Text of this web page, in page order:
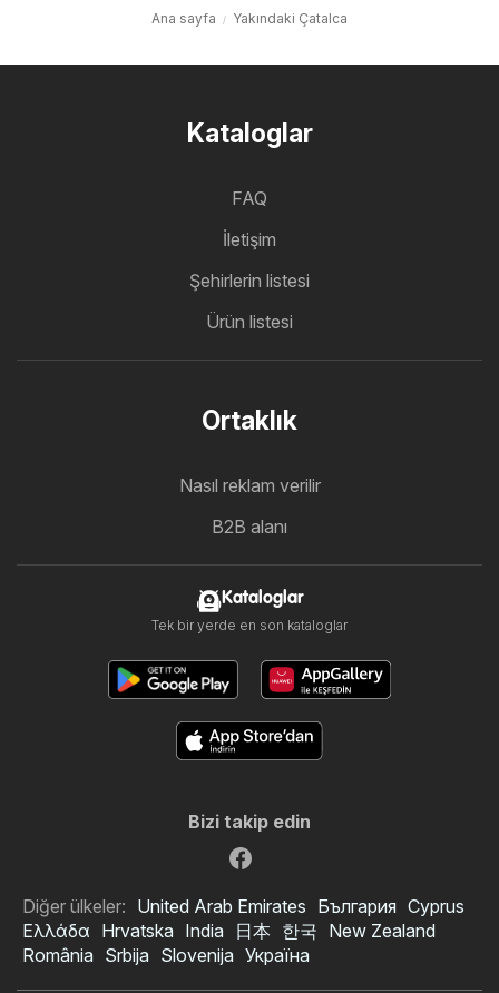
Ana sayfa Yakındaki Çatalca
Kataloglar
FAQ
İletişim
Şehirlerin listesi
Ürün listesi
Ortaklık
Nasıl reklam verilir
B2B alanı
Kataloglar
Tek bir yerde en son kataloglar
Bizi takip edin
Diğer ülkeler: United Arab Emirates България Cyprus
Ελλάδα Hrvatska India 日本 한국 New Zealand
România Srbija Slovenija Україна